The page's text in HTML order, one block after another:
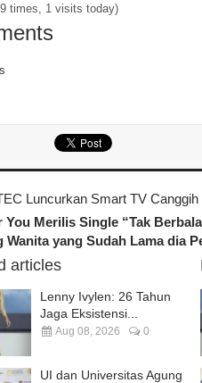
times, 1 visits today)
Luncurkan Smart TV
You Merilis Single “Tak
Wanita yang Sudah Lama dia
articles
Lenny Ivylen: 26 Tahun
Jaga Eksistensi...
Aug 08, 2026 0
UI dan Universitas Agung